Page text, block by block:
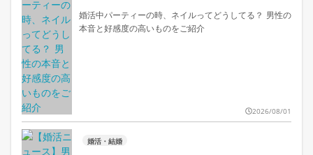
婚活中パーティーの時、ネイルってどうしてる？ 男性の
本音と好感度の高いものをご紹介
2026/08/01
婚活・結婚